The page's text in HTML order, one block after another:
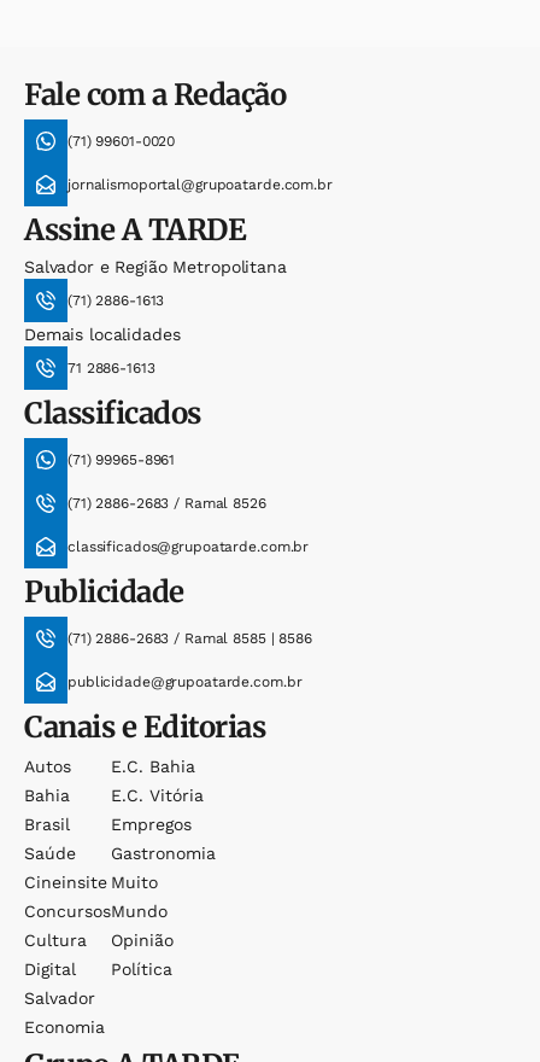
Fale com a Redação
(71) 99601-0020
jornalismoportal@grupoatarde.com.br
AssineA TARDE
Salvador e Região Metropolitana
(71) 2886-1613
Demais localidades
71 2886-1613
Classificados
(71) 99965-8961
(71) 2886-2683 / Ramal 8526
classificados@grupoatarde.com.br
Publicidade
(71) 2886-2683 / Ramal 8585 | 8586
publicidade@grupoatarde.com.br
Canais e Editorias
Autos
Bahia
Brasil
Saúde
Cineinsite
Concursos
Cultura
Digital
Salvador
Economia
E.c. Bahia
E.c. Vitória
Empregos
Gastronomia
Muito
Mundo
Opinião
Política